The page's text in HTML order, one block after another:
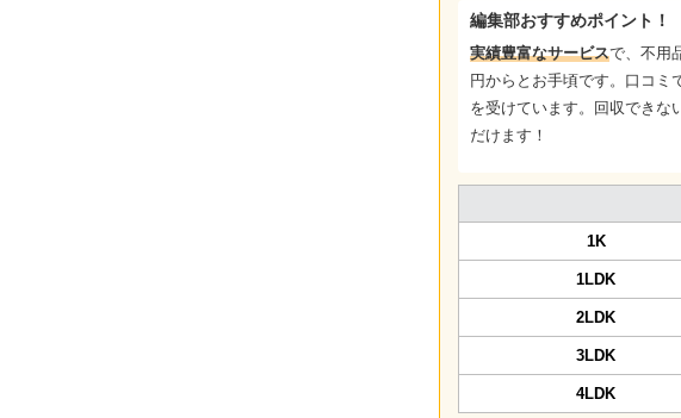
編集部おすすめポイント！
実績豊富なサービスで、不用
円からとお手頃です。口コミ
を受けています。回収できな
だけます！
1K
1LDK
2LDK
3LDK
4LDK